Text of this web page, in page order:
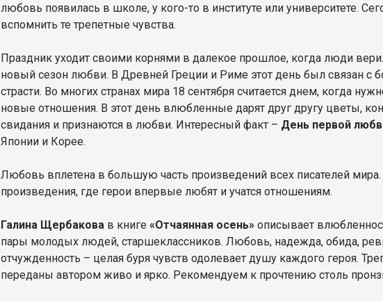
любовь появилась в школе, у кого-то в институте или университете.
вспомнить те трепетные чувства.
Праздник уходит своими корнями в далекое прошлое, когда люди
новый сезон любви. В Древней Греции и Риме этот день был связан с
страсти. Во многих странах мира 18 сентября считается днем, когда
новые отношения. В этот день влюбленные дарят друг другу цветы,
свидания и признаются в любви. Интересный факт – День первой
Японии и Корее.
Любовь вплетена в большую часть произведений всех писателей
произведения, где герои впервые любят и учатся отношениям.
Галина Щербакова в книге«Отчаянная осень» описывает
пары молодых людей, старшеклассников. Любовь, надежда, обида,
отчужденность – целая буря чувств одолевает душу каждого героя.
переданы автором живо и ярко. Рекомендуем к прочтению столь